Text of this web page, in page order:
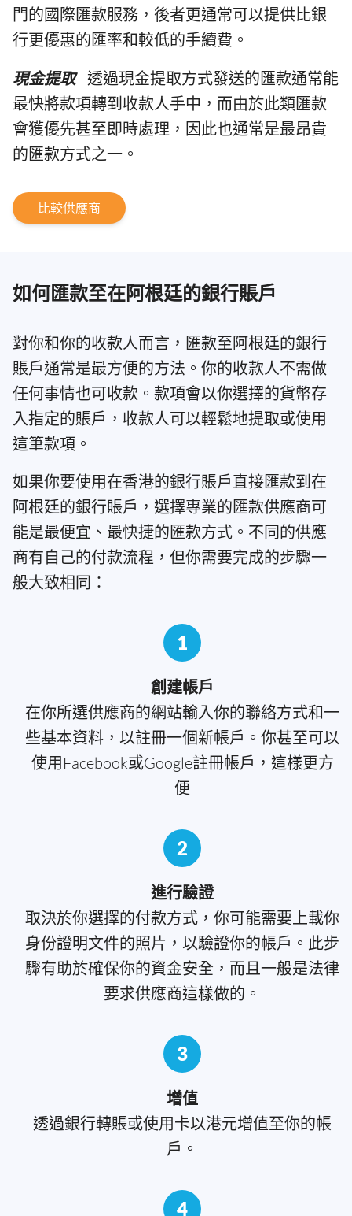
門的國際匯款服務，後者更通常可以提供比銀
行更優惠的匯率和較低的手續費。
現金提取- 透過現金提取方式發送的匯款通常能
最快將款項轉到收款人手中，而由於此類匯款
會獲優先甚至即時處理，因此也通常是最昂貴
的匯款方式之一。
比較供應商
如何匯款至在阿根廷的銀行賬戶
對你和你的收款人而言，匯款至阿根廷的銀行
賬戶通常是最方便的方法。你的收款人不需做
任何事情也可收款。款項會以你選擇的貨幣存
入指定的賬戶，收款人可以輕鬆地提取或使用
這筆款項。
如果你要使用在香港的銀行賬戶直接匯款到在
阿根廷的銀行賬戶，選擇專業的匯款供應商可
能是最便宜、最快捷的匯款方式。不同的供應
商有自己的付款流程，但你需要完成的步驟一
般大致相同：
1
創建帳戶
在你所選供應商的網站輸入你的聯絡方式和一
些基本資料，以註冊一個新帳戶。你甚至可以
使用Facebook或Google註冊帳戶，這樣更方
便
2
進行驗證
取決於你選擇的付款方式，你可能需要上載你
身份證明文件的照片，以驗證你的帳戶。此步
驟有助於確保你的資金安全，而且一般是法律
要求供應商這樣做的。
3
增值
透過銀行轉賬或使用卡以港元增值至你的帳
戶。
4